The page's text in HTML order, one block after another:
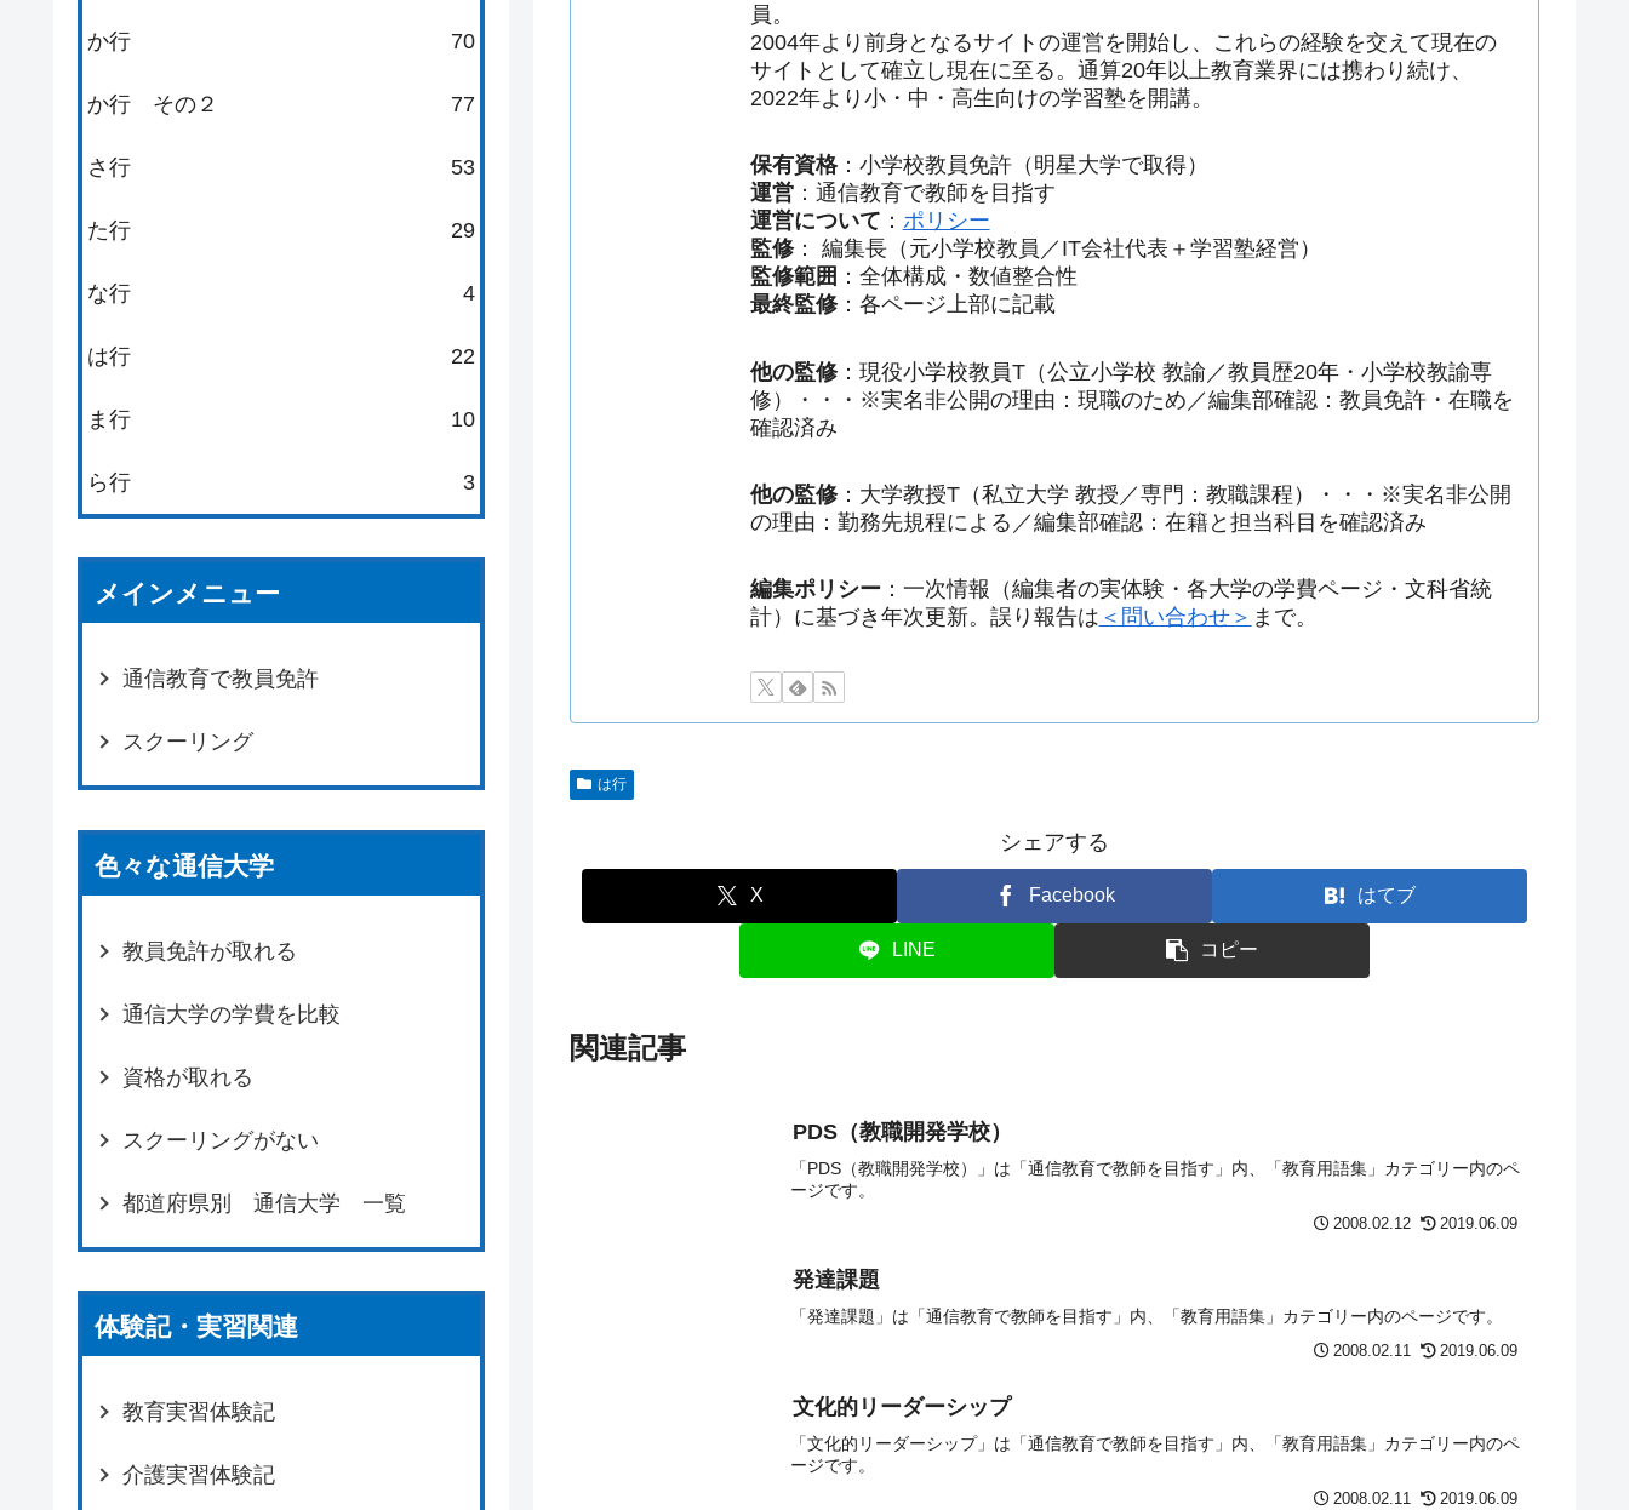
員。
2004年より前身となるサイトの運営を開始し、これらの経験を交えて現在の
サイトとして確立し現在に至る。通算20年以上教育業界には携わり続け、
2022年より小・中・高生向けの学習塾を開講。
保有資格：小学校教員免許（明星大学で取得）
運営：通信教育で教師を目指す
運営について ： ポリシー
監修： 編集長（元小学校教員／IT会社代表＋学習塾経営）
監修範囲 ：全体構成・数値整合性
最終監修：各ページ上部に記載
他の監修：現役小学校教員T（公立小学校 教諭／教員歴20年・小学校教諭専
修）・・・※実名非公開の理由：現職のため／編集部確認：教員免許・在職を
確認済み
他の監修：大学教授T（私立大学 教授／専門：教職課程）・・・※実名非公開
の理由：勤務先規程による／編集部確認：在籍と担当科目を確認済み
編集ポリシー：一次情報（編集者の実体験・各大学の学費ページ・文科省統
計）に基づき年次更新。誤り報告は ＜問い合わせ＞ まで。
は行
シェアする
X Facebook はてブ
LINE コピー
関連記事
PDS（教職開発学校）
「PDS（教職開発学校）」は「通信教育で教師を目指す」内、「教育用語集」カテゴリー内のペ
ージです。
2008.02.12 2019.06.09
発達課題
「発達課題」は「通信教育で教師を目指す」内、「教育用語集」カテゴリー内のページです。
2008.02.11 2019.06.09
文化的リーダーシップ
「文化的リーダーシップ」は「通信教育で教師を目指す」内、「教育用語集」カテゴリー内のペ
ージです。
2008.02.11 2019.06.09
か行 70
か行 その２ 77
さ行 53
た行 29
な行 4
は行 22
ま行 10
ら行 3
メインメニュー
通信教育で教員免許
スクーリング
色々な通信大学
教員免許が取れる
通信大学の学費を比較
資格が取れる
スクーリングがない
都道府県別 通信大学 一覧
体験記・実習関連
教育実習体験記
介護実習体験記